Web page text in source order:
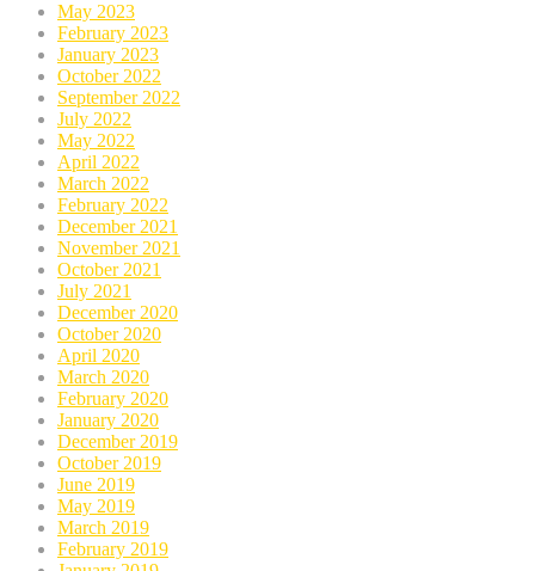
May 2023
February 2023
January 2023
October 2022
September 2022
July 2022
May 2022
April 2022
March 2022
February 2022
December 2021
November 2021
October 2021
July 2021
December 2020
October 2020
April 2020
March 2020
February 2020
January 2020
December 2019
October 2019
June 2019
May 2019
March 2019
February 2019